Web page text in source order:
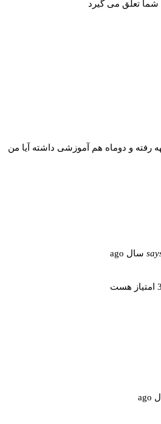
می گیرد
جبهه رفته و دوماه هم آموزشی داشته آیا من